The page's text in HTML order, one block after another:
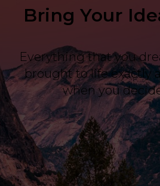
Bring Your
Everything that you
brought to life exactly
when you